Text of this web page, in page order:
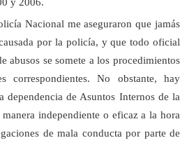
y 2006.
Nacional me aseguraron que jamás
por la policía, y que todo oficial
abusos se somete a los procedimientos
correspondientes. No obstante, hay
dependencia de Asuntos Internos de la
independiente o eficaz a la hora
de mala conducta por parte de